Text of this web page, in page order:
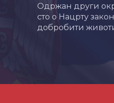
Одржан други
сто о Нацрту
добробити